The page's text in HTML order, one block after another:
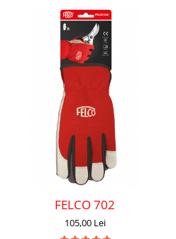
FELCO 702
105,00 Lei